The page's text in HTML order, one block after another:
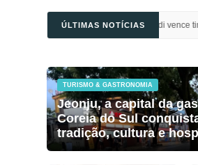
ÚLTIMAS NOTÍCIAS
Al Ahli Saudi vence time sensação e é bi
TURISMO & GASTRONOMIA
Jeonju, a capital da
Coreia do Sul
tradição, cultura e